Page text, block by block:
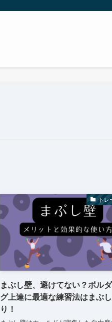
トレ
まぶし壁、避けてない？ボル
グ上達に最適な練習法はまぶ
り！